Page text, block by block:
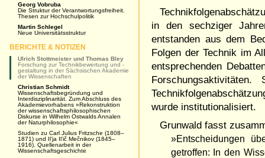
in den sechziger
entstanden aus dem
Folgen der Technik im
entsprechenden
wurde institutionalisiert.
Grunwald fasst
»Entscheidungen
getroffen: In den
Georg Vobruba
Die Struktur der Verantwortungsfreiheit.
Thesen zur Hochschulpolitik
Martin Schlegel
Neue Universitätsstruktur
BERICHTE & NOTIZEN
Ulrich Stottmeister und Thomas Bley
Forschung zur Technikbewertung und -
gestaltung in der Sächsischen Akademie
der Wissenschaften
Christian Schmidt
Wissenschaftsbegründung und
Interdisziplinarität. Zum Abschluss des
Akademievorhabens »Rekonstruktion
der wissenschaftsphilosophischen
Diskurse in Wilhelm Ostwalds Annalen
der Naturphilosophie«
Studien zu Carl Julius Fritzsche (1808–
1871) und Il’ja Il’ič Mečnikov (1845–
1916). Quellenarbeit in der
Wissenschaftsgeschichte